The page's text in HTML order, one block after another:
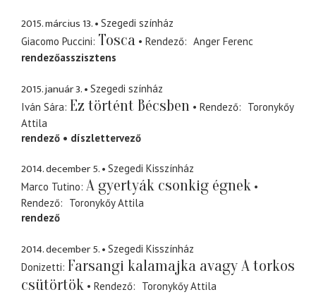
2015. március 13.
Szegedi színház
Giacomo Puccini Tosca Rendező
Anger Ferenc
rendezőasszisztens
2015. január 3.
Szegedi színház
Iván Sára Ez történt Bécsben Rendező
Toronykőy
Attila
rendező
díszlettervező
2014. december 5.
Szegedi Kisszínház
Marco Tutino A gyertyák csonkig égnek
Rendező
Toronykőy Attila
rendező
2014. december 5.
Szegedi Kisszínház
Donizetti Farsangi kalamajka avagy A torkos
csütörtök
Rendező
Toronykőy Attila